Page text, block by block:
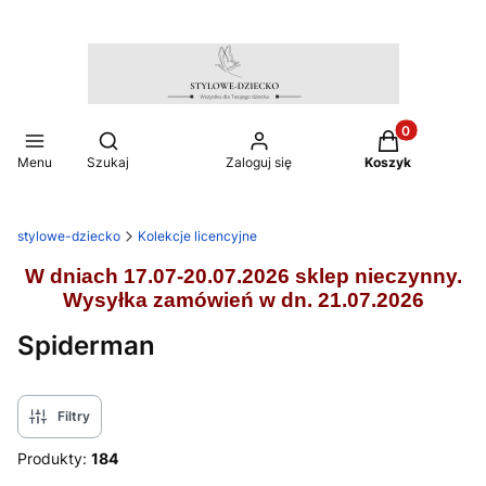
Menu
Otwórz wyszukiwarkę
Szukaj Zaloguj się
Produkty w
Koszyk
stylowe-dziecko Kolekcje licencyjne
W dniach 17.07-20.07.2026 sklep nieczynny.
Wysyłka zamówień w dn. 21.07.2026
Spiderman
Filtry
Produkty: 184